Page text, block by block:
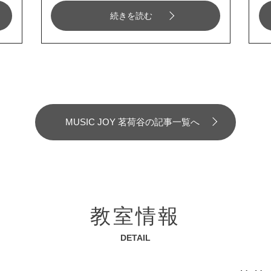
続きを読む
MUSIC JOY 茗荷谷の記事一覧へ
教室情報
DETAIL